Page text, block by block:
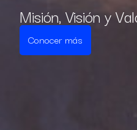
Misión, Visión y
Conocer más